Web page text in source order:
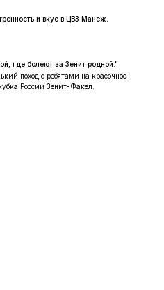
и вкус в ЦВЗ Манеж.
где болеют за Зенит родной."
поход с ребятами на красочное
России Зенит-Факел.